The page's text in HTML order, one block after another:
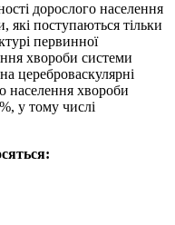
дорослого населення
які поступаються тільки
первинної
хвороби системи
цереброваскулярні
населення хвороби
у тому числі